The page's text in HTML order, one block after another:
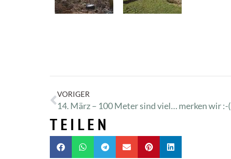
VORIGER
14. März – 100 Meter sind viel… merken wir :-(
TEILEN